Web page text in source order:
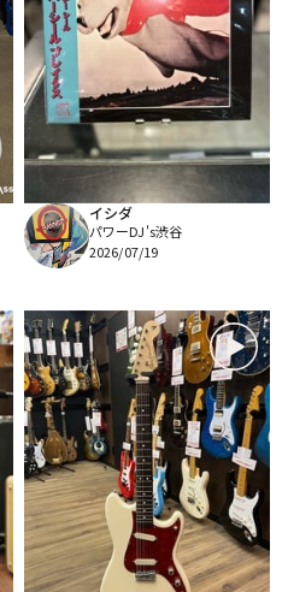
レコーディング機器
楽器アクセサリ
ヴィンテージ
イシダ
パワーDJ's渋谷
2026/07/19